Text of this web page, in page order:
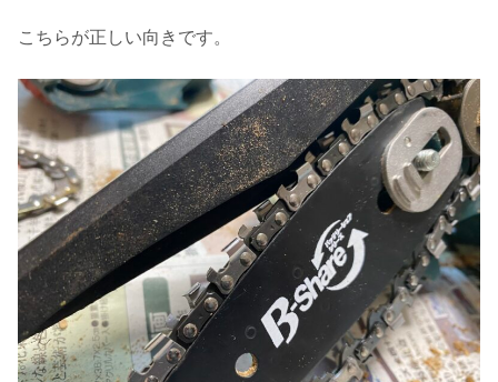
こちらが正しい向きです。